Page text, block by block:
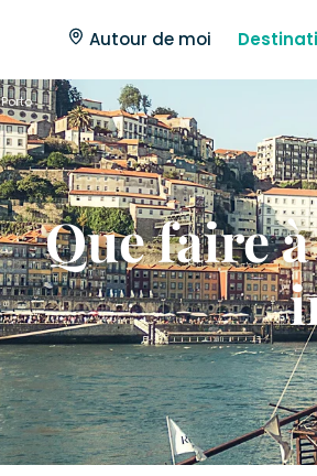
Autour de moi
Porto
Que faire